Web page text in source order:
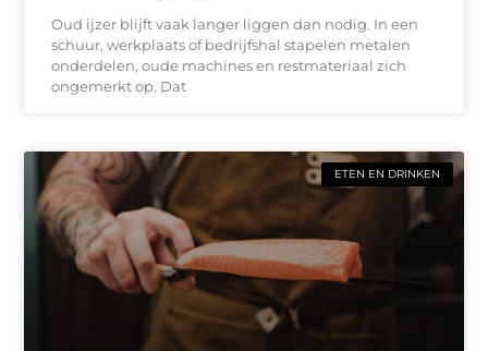
Oud ijzer blijft vaak langer liggen dan nodig. In een
schuur, werkplaats of bedrijfshal stapelen metalen
onderdelen, oude machines en restmateriaal zich
ongemerkt op. Dat
ETEN EN DRINKEN